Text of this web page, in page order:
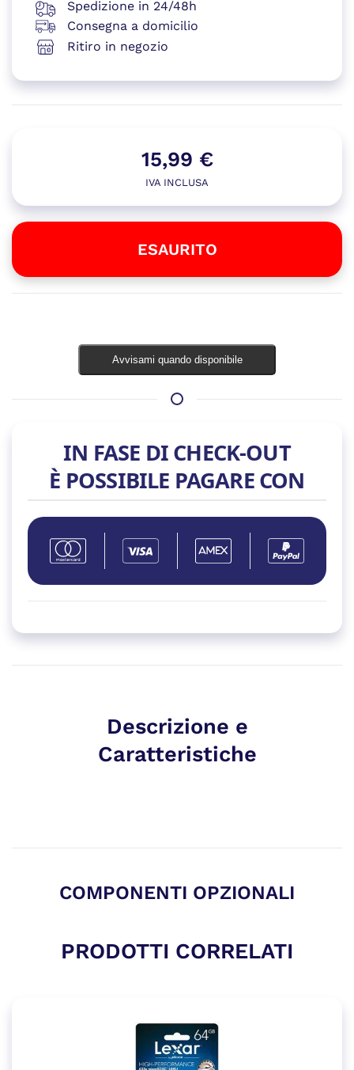
15,99 €
IVA INCLUSA
ESAURITO
Spedizione in 24/48h
Consegna a domicilio
Ritiro in negozio
Avvisami quando disponibile
IN FASE DI CHECK-OUT
È POSSIBILE PAGARE CON
Descrizione e
Caratteristiche
COMPONENTI OPZIONALI
PRODOTTI CORRELATI